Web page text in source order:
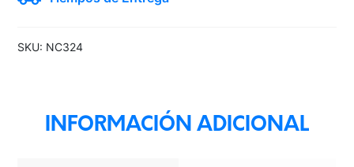
SKU: NC324
INFORMACIÓN ADICIONAL